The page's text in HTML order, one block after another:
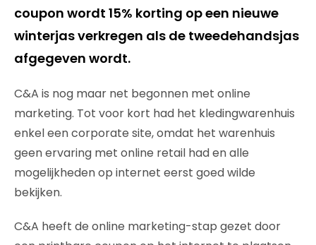
coupon wordt 15% korting op een nieuwe
winterjas verkregen als de tweedehandsjas
afgegeven wordt.
C&A is nog maar net begonnen met online
marketing. Tot voor kort had het kledingwarenhuis
enkel een corporate site, omdat het warenhuis
geen ervaring met online retail had en alle
mogelijkheden op internet eerst goed wilde
bekijken.
C&A heeft de online marketing-stap gezet door